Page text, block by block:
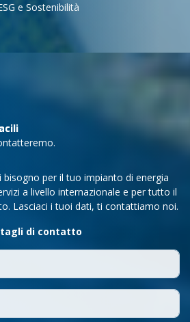
e Sostenibilità
bisogno per il tuo impianto di energia
a livello internazionale e per tutto il
Lasciaci i tuoi dati, ti contattiamo noi.
di contatto